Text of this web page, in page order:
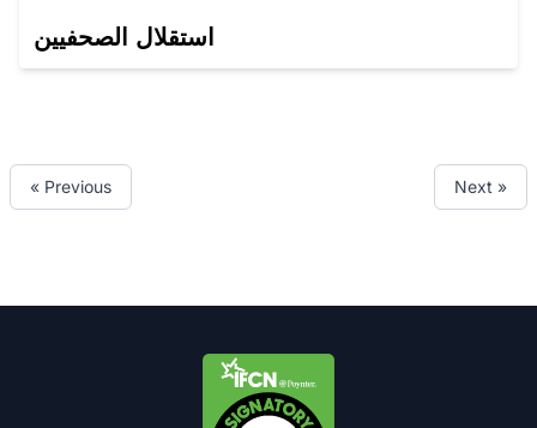
استقلال الصحفيين
« Previous Next »